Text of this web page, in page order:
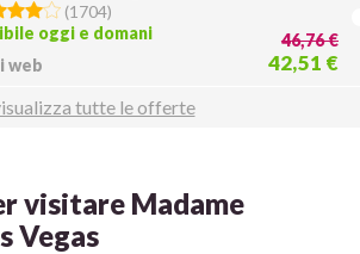
(1704)
oggi e domani
web
46,76 €
42,51 €
tutte le offerte
visitare Madame
Vegas